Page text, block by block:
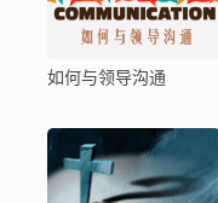
如何与领导沟通